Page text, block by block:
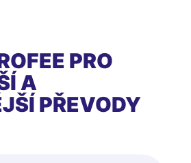
PRO
A
PŘEVODY